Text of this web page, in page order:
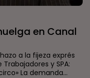
en Canal
a la fijeza exprés
y SPA:
La demanda...